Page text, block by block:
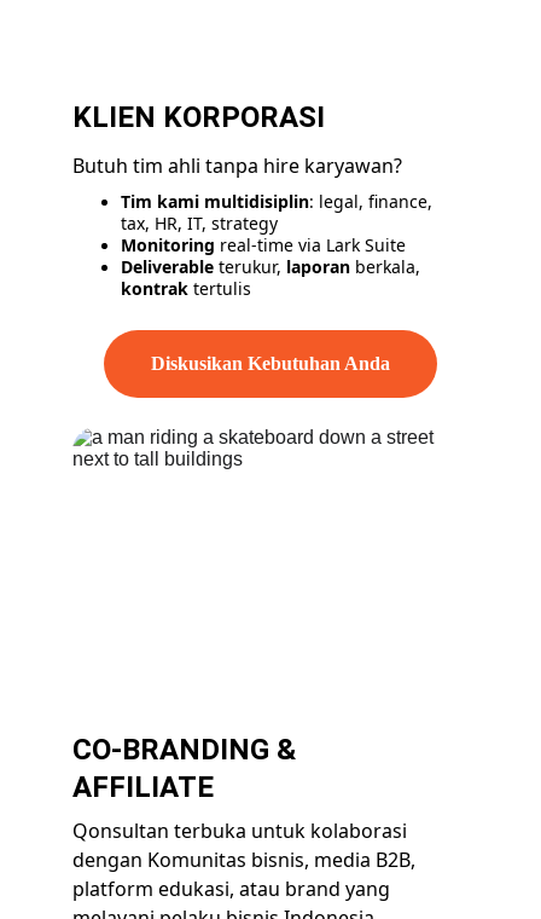
KLIEN KORPORASI
Butuh tim ahli tanpa hire karyawan?
CO-BRANDING &
AFFILIATE
Qonsultan terbuka untuk kolaborasi
dengan Komunitas bisnis, media B2B,
platform edukasi, atau brand yang
Tim kami multidisiplin: legal, finance,
tax, HR, IT, strategy
Monitoring real-time via Lark Suite
Deliverable terukur, laporan berkala,
kontrak tertulis
Diskusikan Kebutuhan Anda